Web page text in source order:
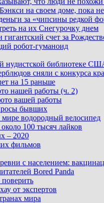
на своем доме, пока
за «чипсины редкой
на их Снегурочку днем
счет за
робот-гуманоид
нудистской библиотеке
сняли с конкурса
на 15 раньше
нашей работы (ч. 2)
вашей работы
бывших
водородный велосипед
100 тысяч лайков
– 2020
фильмов
с населением:
Bored Panda
от экспертов
мира